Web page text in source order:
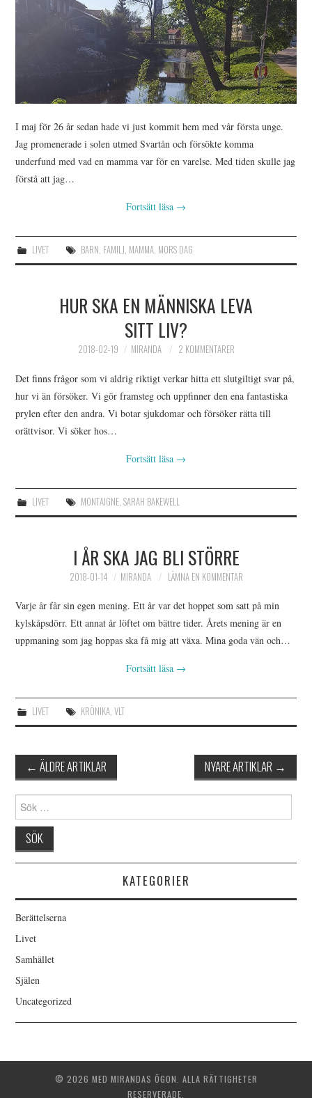
I maj för 26 år sedan hade vi just kommit hem med vår första unge.
Jag promenerade i solen utmed Svartån och försökte komma
underfund med vad en mamma var för en varelse. Med tiden skulle jag
förstå att jag…
Fortsätt läsa →
LIVET BARN, FAMILJ, MAMMA, MORS DAG
HUR SKA EN MÄNNISKA LEVA
SITT LIV?
2018-02-19 MIRANDA 2 KOMMENTARER
Det finns frågor som vi aldrig riktigt verkar hitta ett slutgiltigt svar på,
hur vi än försöker. Vi gör framsteg och uppfinner den ena fantastiska
prylen efter den andra. Vi botar sjukdomar och försöker rätta till
orättvisor. Vi söker hos…
Fortsätt läsa →
LIVET MONTAIGNE, SARAH BAKEWELL
I ÅR SKA JAG BLI STÖRRE
2018-01-14 MIRANDA LÄMNA EN KOMMENTAR
Varje år får sin egen mening. Ett år var det hoppet som satt på min
kylskåpsdörr. Ett annat år löftet om bättre tider. Årets mening är en
uppmaning som jag hoppas ska få mig att växa. Mina goda vän och…
Fortsätt läsa →
LIVET KRÖNIKA, VLT
Inläggsnavigering
← ÄLDRE ARTIKLAR NYARE ARTIKLAR →
Sök
efter:
KATEGORIER
Berättelserna
Livet
Samhället
Själen
Uncategorized
© 2026 MED MIRANDAS ÖGON. ALLA RÄTTIGHETER
RESERVERADE.